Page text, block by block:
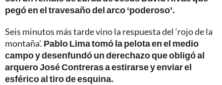
pegó en el travesaño del arco ‘poderoso’.
Seis minutos más tarde vino la respuesta del ‘rojo de la
montaña’. Pablo Lima tomó la pelota en el medio
campo y desenfundó un derechazo que obligó al
arquero José Contreras a estirarse y enviar el
esférico al tiro de esquina.